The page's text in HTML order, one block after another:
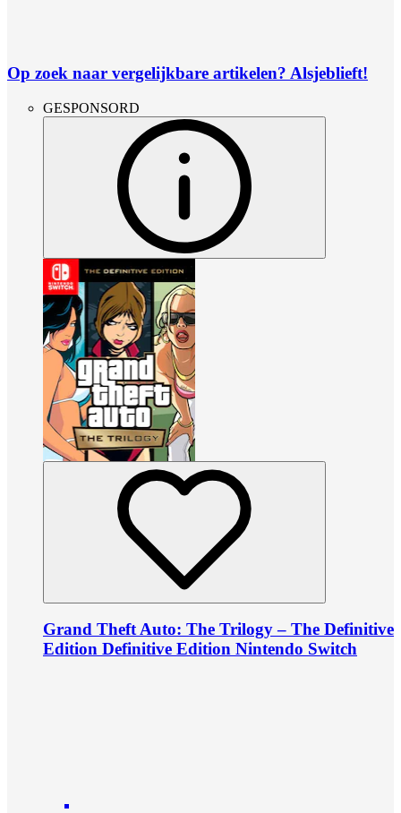
Op zoek naar vergelijkbare artikelen? Alsjeblieft!
GESPONSORD
Grand Theft Auto: The Trilogy – The Definitive
Edition Definitive Edition Nintendo Switch